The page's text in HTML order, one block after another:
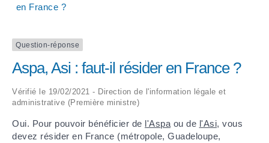
en France ?
Question-réponse
Aspa, Asi : faut-il résider en France ?
Vérifié le 19/02/2021 - Direction de l'information légale et
administrative (Première ministre)
Oui. Pour pouvoir bénéficier de l'Aspa ou de l'Asi, vous
devez résider en France (métropole, Guadeloupe,
DEMANDE DE PRÊT DE MATERIEL
FICHE D'ORGANISATION MANIFESTATION
PLAN D'ACTION MUNICIPAL
ARRÊTÉS MUNICIPAUX
DÉLIBÉRATIONS